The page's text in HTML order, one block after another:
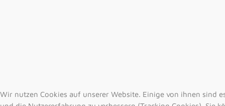
Wir nutzen Cookies auf unserer Website. Einige von ihnen sind